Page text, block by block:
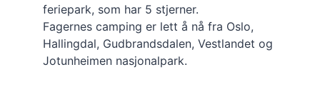
feriepark, som har 5 stjerner.
Fagernes camping er lett å nå fra Oslo,
Hallingdal, Gudbrandsdalen, Vestlandet og
Jotunheimen nasjonalpark.